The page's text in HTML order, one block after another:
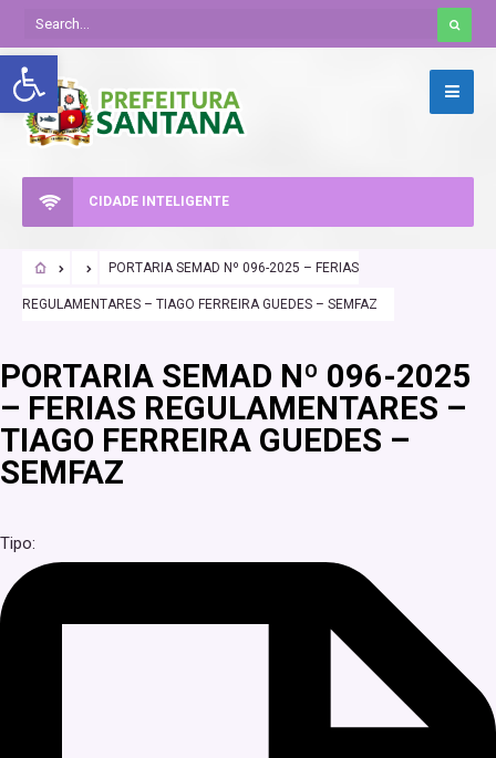
Abrir a barra de ferramentas
CIDADE INTELIGENTE
PORTARIA SEMAD Nº 096-2025 – FERIAS
REGULAMENTARES – TIAGO FERREIRA GUEDES – SEMFAZ
PORTARIA SEMAD Nº 096-2025
– FERIAS REGULAMENTARES –
TIAGO FERREIRA GUEDES –
SEMFAZ
Tipo: